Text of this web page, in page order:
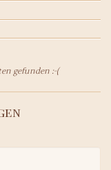
gefunden :-(